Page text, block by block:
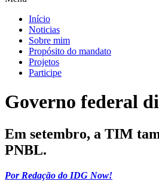
Início
Noticias
Sobre mim
Propósito do mandato
Projetos
Participe
Governo federal
Em setembro, a TIM
PNBL.
Por Redação do IDG Now!